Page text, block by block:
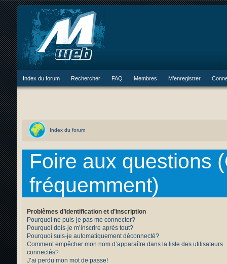
Index du forum Rechercher FAQ Membres M’enregistrer
Index du forum
Foire aux questions
fréquemment)
Problèmes d’identification et d’inscription
Pourquoi ne puis-je pas me connecter?
Pourquoi dois-je m’inscrire après tout?
Pourquoi suis-je automatiquement déconnecté?
Comment empêcher mon nom d’apparaître dans la liste des utilisateurs
connectés?
J’ai perdu mon mot de passe!